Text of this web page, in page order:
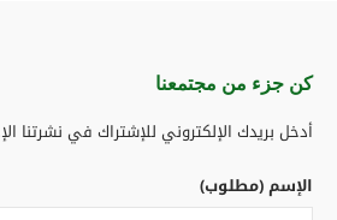
كن جزء من مجتمعنا​
أدخل بريدك الإلكتروني للإشتراك في نشرتنا
الإسم (مطلوب)